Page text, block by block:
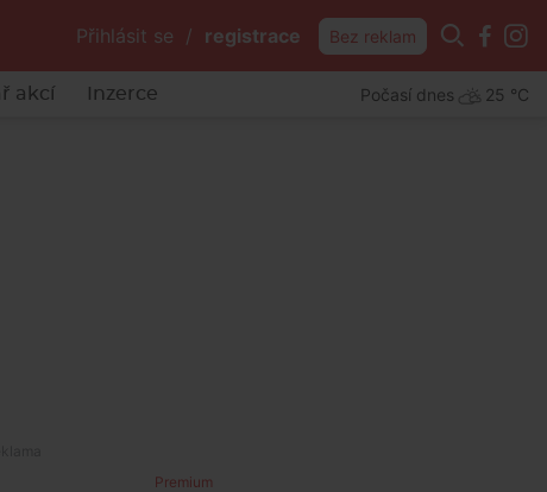
Přihlásit se / registrace Bez reklam
akcí Inzerce Počasí dnes 25 °C
Premium